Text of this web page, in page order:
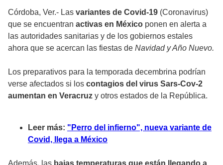
Córdoba, Ver.- Las variantes de Covid-19 (Coronavirus)
que se encuentran activas en México ponen en alerta a
las autoridades sanitarias y de los gobiernos estales
ahora que se acercan las fiestas de Navidad y Año Nuevo.
Los preparativos para la temporada decembrina podrían
verse afectados si los contagios del virus Sars-Cov-2
aumentan en Veracruz y otros estados de la República.
Leer más: "Perro del infierno", nueva variante de
Covid, llega a México
Además, las bajas temperaturas que están llegando a